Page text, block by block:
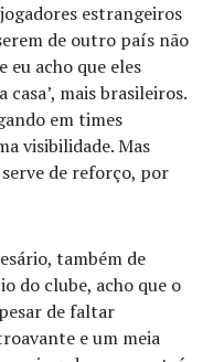
estrangeiros
de outro país não
eu acho que eles
mais brasileiros.
em times
visibilidade. Mas
de reforço, por
também de
do clube, acho que o
de faltar
e um meia